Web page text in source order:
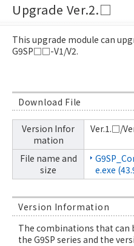
Upgrade Ver.2.□
This upgrade module can
G9SP□□-V1/V2.
Download File
Version Infor
mation
Ver.1.□/
File name and
size
e.exe
Version Information
The combinations that can
the G9SP series and the